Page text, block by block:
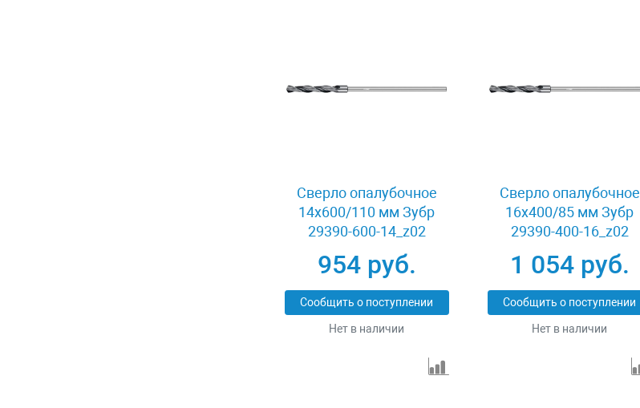
Сверло опалубочное
14x600/110 мм Зубр
29390-600-14_z02
954 руб.
Сообщить о поступлении
Нет в наличии
Сверло опалубочное
16x400/85 мм Зубр
29390-400-16_z02
1 054 руб.
Сообщить о поступлении
Нет в наличии